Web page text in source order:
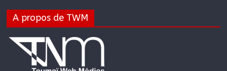
A propos de TWM